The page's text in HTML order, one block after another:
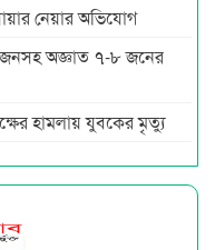
নেয়ার অভিযোগ
জনসহ অজ্ঞাত ৭-৮ জনের
হামলায় যুবকের মৃত্যু